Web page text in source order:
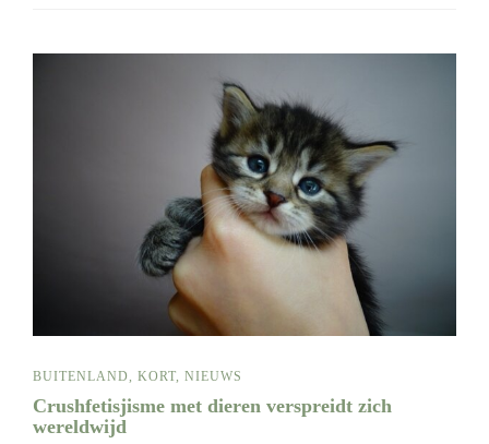
BUITENLAND KORT NIEUWS
Crushfetisjisme met dieren verspreidt zich
wereldwijd